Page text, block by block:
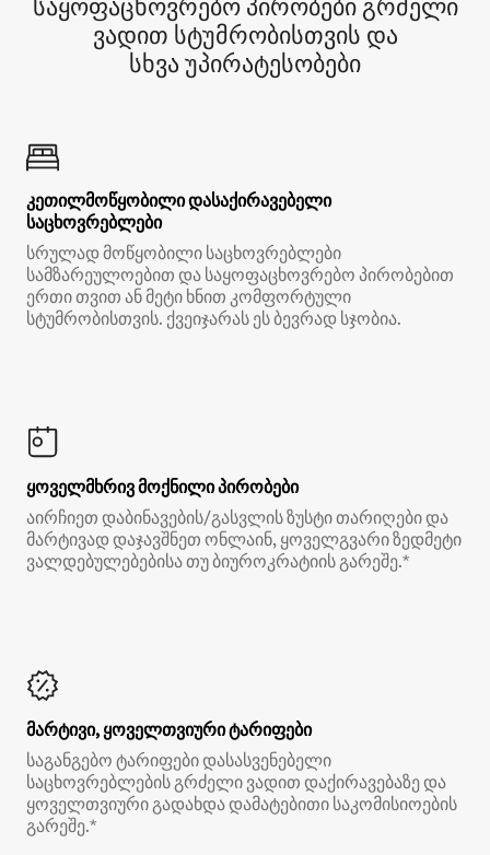
საყოფაცხოვრებო პირობები გრძელი
ვადით სტუმრობისთვის და
სხვა უპირატესობები
კეთილმოწყობილი დასაქირავებელი
საცხოვრებლები
სრულად მოწყობილი საცხოვრებლები
სამზარეულოებით და საყოფაცხოვრებო პირობებით
ერთი თვით ან მეტი ხნით კომფორტული
სტუმრობისთვის. ქვეიჯარას ეს ბევრად სჯობია.
ყოველმხრივ მოქნილი პირობები
აირჩიეთ დაბინავების/გასვლის ზუსტი თარიღები და
მარტივად დაჯავშნეთ ონლაინ, ყოველგვარი ზედმეტი
ვალდებულებებისა თუ ბიუროკრატიის გარეშე.*
მარტივი, ყოველთვიური ტარიფები
საგანგებო ტარიფები დასასვენებელი
საცხოვრებლების გრძელი ვადით დაქირავებაზე და
ყოველთვიური გადახდა დამატებითი საკომისიოების
გარეშე.*